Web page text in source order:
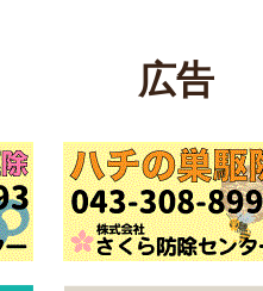
広告